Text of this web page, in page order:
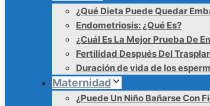
¿Qué Dieta Puede Quedar
Endometriosis: ¿Qué Es?
¿Cuál Es La Mejor Prueba De
Fertilidad Después Del
Duración de vida de los
Maternidad
¿Puede Un Niño Bañarse Con